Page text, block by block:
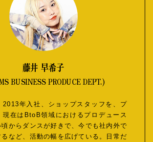
藤井 早希子
BUSINESS PRODUCE DEPT.)
2013年入社、ショップスタッフを、プ
現在はBtoB領域におけるプロデュース
からダンスが好きで、今でも社内外で
など、活動の幅を広げている。日常だ